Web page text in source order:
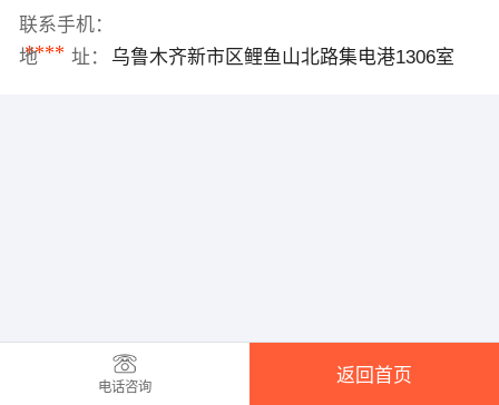
联系手机：
****
地 址： 乌鲁木齐新市区鲤鱼山北路集电港1306室
电话咨询
返回首页